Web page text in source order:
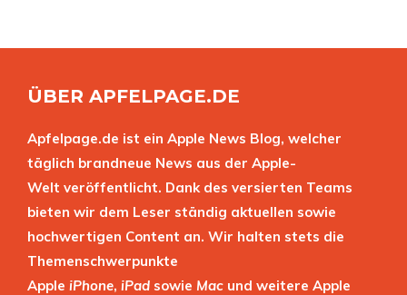
ÜBER APFELPAGE.DE
Apfelpage.de ist ein Apple News Blog, welcher
täglich brandneue News aus der Apple-
Welt veröffentlicht. Dank des versierten Teams
bieten wir dem Leser ständig aktuellen sowie
hochwertigen Content an. Wir halten stets die
Themenschwerpunkte
Apple iPhone, iPad sowie Mac und weitere Apple